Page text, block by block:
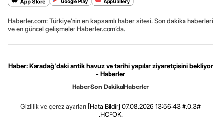
Haberler.com: Türkiye’nin en kapsamlı haber sitesi. Son dakika haberleri
ve en güncel gelişmeler Haberler.com’da.
Haber: Karadağ'daki antik havuz ve tarihi yapılar ziyaretçisini bekliyor
- Haberler
HaberSon DakikaHaberler
Gizlilik ve çerez ayarları [Hata Bildir] 07.08.2026 13:56:43 #.0.3#
.HCFOK.